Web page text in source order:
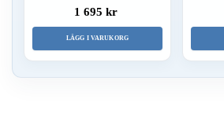
1 695 kr
LÄGG I VARUKORG